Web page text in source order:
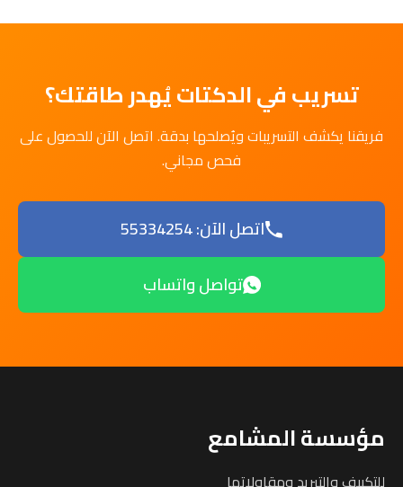
تسريب في الدكتات يُهدر طاقتك؟
فريقنا يكشف التسريبات ويُصلحها بدقة. اتصل الآن للحصول على
فحص مجاني.
اتصل الآن: 55334254
تواصل واتساب
مؤسسة المشامع